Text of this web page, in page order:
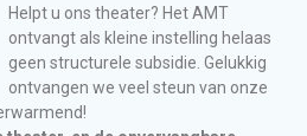
Helpt u ons theater? Het AMT
ontvangt als kleine instelling helaas
geen structurele subsidie. Gelukkig
ontvangen we veel steun van onze